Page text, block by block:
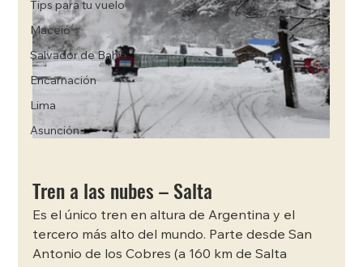
Tips para tu vuelo
Maceió
Salvador de Bahía
Encarnación
Lima
Asunción
Tren a las nubes – Salta
Es el único tren en altura de Argentina y el
tercero más alto del mundo. Parte desde San
Antonio de los Cobres (a 160 km de Salta